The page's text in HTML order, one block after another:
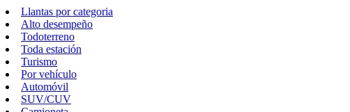
Llantas por categoria
Alto desempeño
Todoterreno
Toda estación
Turismo
Por vehículo
Automóvil
SUV/CUV